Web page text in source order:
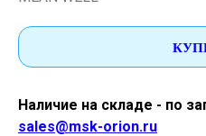
Наличие на складе - по
sales@msk-orion.ru